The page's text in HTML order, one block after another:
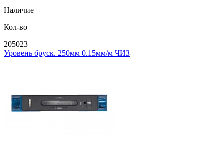
Наличие
Кол-во
205023
Уровень бруск. 250мм 0.15мм/м ЧИЗ